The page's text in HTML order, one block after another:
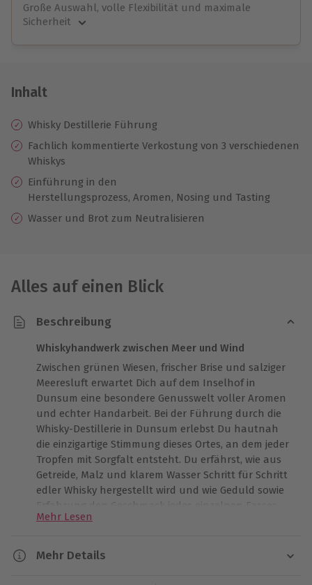
Große Auswahl, volle Flexibilität und maximale
Sicherheit
Jeder Gutschein für alle Erlebnisse einlösbar.
10 Jahre gültig & verlängerbar.
Inhalt
Whisky Destillerie Führung
Fachlich kommentierte Verkostung von 3 verschiedenen
Whiskys
Einführung in den
Herstellungsprozess, Aromen, Nosing und Tasting
Wasser und Brot zum Neutralisieren
Alles auf einen Blick
Beschreibung
Whiskyhandwerk zwischen Meer und Wind
Zwischen grünen Wiesen, frischer Brise und salziger
Meeresluft erwartet Dich auf dem Inselhof in
Dunsum eine besondere Genusswelt voller Aromen
und echter Handarbeit. Bei der Führung durch die
Whisky-Destillerie in Dunsum erlebst Du hautnah
die einzigartige Stimmung dieses Ortes, an dem jeder
Tropfen mit Sorgfalt entsteht. Du erfährst, wie aus
Getreide, Malz und klarem Wasser Schritt für Schritt
edler Whisky hergestellt wird und wie Geduld sowie
Erfahrung den Geschmack jedes einzelnen Fasses
formen. Der Duft von Holz, das warme Leuchten der
Sorten machen den Besuch zu einem intensiven
Mehr Lesen
Mehr Details